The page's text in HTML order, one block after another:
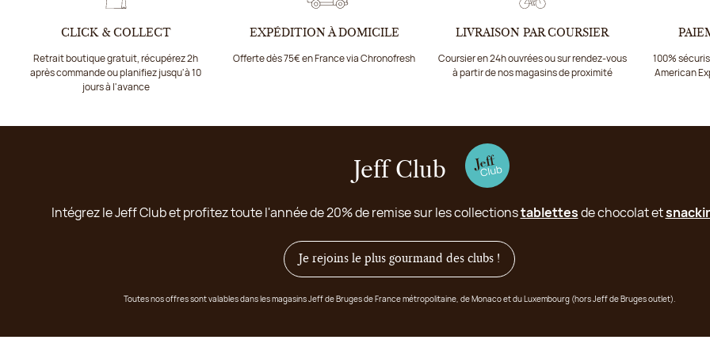
CLICK & COLLECT
Retrait boutique gratuit, récupérez 2h
après commande ou planifiez jusqu'à 10
jours à l'avance
EXPÉDITION À DOMICILE
Offerte dès 75€ en France via Chronofresh
LIVRAISON PAR COURSIER
Coursier en 24h ouvrées ou sur rendez-vous
à partir de nos magasins de proximité
100%
American
Jeff Club
Intégrez le Jeff Club et profitez toute l'année de 20% de remise sur les collectionstablettesde chocolat et
Je rejoins le plus gourmand des clubs !
Toutes nos offres sont valables dans les magasins Jeff de Bruges de France métropolitaine, de Monaco et du Luxembourg (hors Jeff de Bruges outlet).